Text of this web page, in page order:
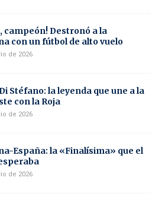
campeón! Destronó a la
con un fútbol de alto vuelo
de 2026
Stéfano: la leyenda que une a la
con la Roja
de 2026
España: la «Finalísima» que el
de 2026